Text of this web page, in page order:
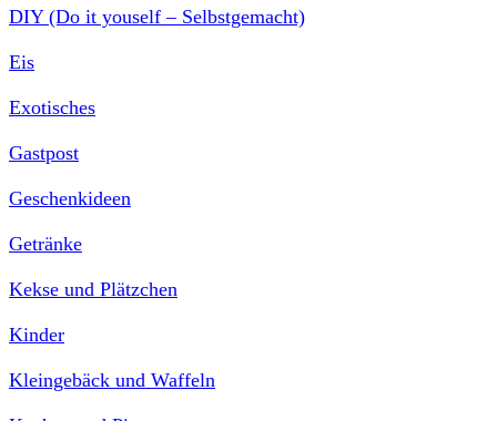
DIY (Do it youself – Selbstgemacht)
Eis
Exotisches
Gastpost
Geschenkideen
Getränke
Kekse und Plätzchen
Kinder
Kleingebäck und Waffeln